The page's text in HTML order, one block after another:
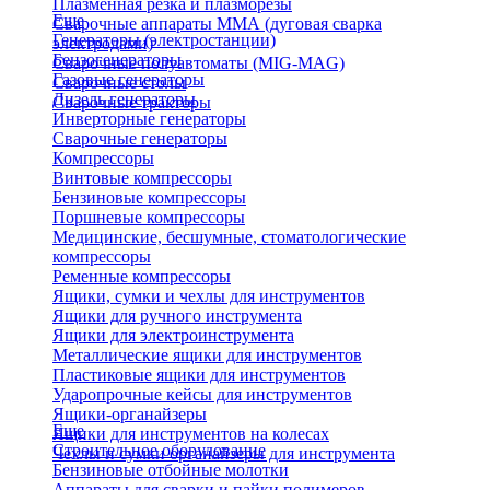
Плазменная резка и плазморезы
Сварочные аппараты ММА (дуговая сварка
электродами)
Сварочные полуавтоматы (MIG-MAG)
Сварочные столы
Сварочные тракторы
Еще
Генераторы (электростанции)
Бензогенераторы
Газовые генераторы
Дизель генераторы
Инверторные генераторы
Сварочные генераторы
Компрессоры
Винтовые компрессоры
Бензиновые компрессоры
Поршневые компрессоры
Медицинские, бесшумные, стоматологические
компрессоры
Ременные компрессоры
Ящики, сумки и чехлы для инструментов
Ящики для ручного инструмента
Ящики для электроинструмента
Металлические ящики для инструментов
Пластиковые ящики для инструментов
Ударопрочные кейсы для инструментов
Ящики-органайзеры
Ящики для инструментов на колесах
Чехлы и сумки органайзеры для инструмента
Еще
Строительное оборудование
Бензиновые отбойные молотки